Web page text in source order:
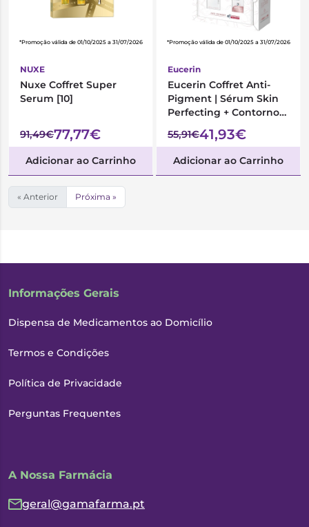
*Promoção válida de 01/10/2025 a 31/07/2026
NUXE
Nuxe Coffret Super
Serum [10]
91,49€77,77€
Adicionar ao Carrinho
*Promoção válida de 01/10/2025 a 31/07/2026
Eucerin
Eucerin Coffret Anti-
Pigment | Sérum Skin
Perfecting + Contorno
55,91€41,93€
Adicionar ao Carrinho
« Anterior Próxima »
Informações Gerais
Dispensa de Medicamentos ao Domicílio
Termos e Condições
Política de Privacidade
Perguntas Frequentes
A Nossa Farmácia
geral@gamafarma.pt